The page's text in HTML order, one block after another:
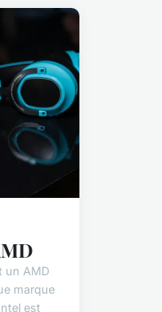
un AMD
marque
est